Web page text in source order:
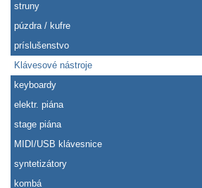
struny
púzdra / kufre
príslušenstvo
Klávesové nástroje
keyboardy
elektr. piána
stage piána
MIDI/USB klávesnice
syntetizátory
kombá